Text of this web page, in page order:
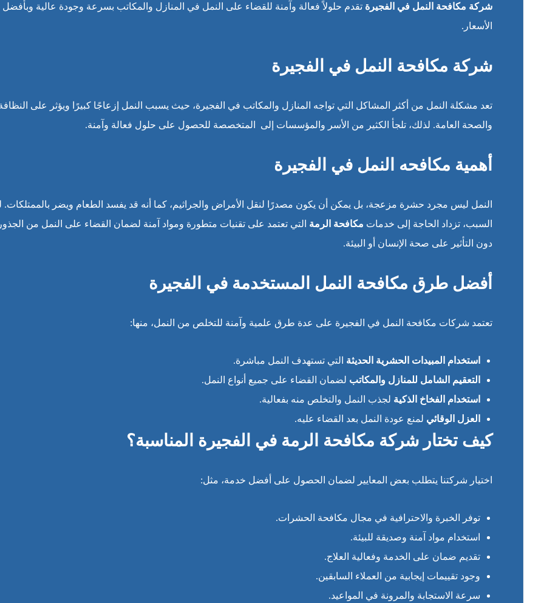
شركة مكافحة النمل في الفجيرة تقدم حلولاً فعالة وآمنة للقضاء على النمل في المنازل والمكاتب بسرعة وجودة عالية وبأفضل
الأسعار.
شركة مكافحة النمل في الفجيرة
تعد مشكلة النمل من أكثر المشاكل التي تواجه المنازل والمكاتب في الفجيرة، حيث يسبب النمل إزعاجًا كبيرًا ويؤثر على
والصحة العامة. لذلك، تلجأ الكثير من الأسر والمؤسسات إلى المتخصصة للحصول على حلول فعالة وآمنة.
أهمية مكافحه النمل في الفجيرة
النمل ليس مجرد حشرة مزعجة، بل يمكن أن يكون مصدرًا لنقل الأمراض والجراثيم، كما أنه قد يفسد الطعام ويضر بالممتلكات.
السبب، تزداد الحاجة إلى خدمات مكافحة الرمة التي تعتمد على تقنيات متطورة ومواد آمنة لضمان القضاء على النمل من
دون التأثير على صحة الإنسان أو البيئة.
أفضل طرق مكافحة النمل المستخدمة في الفجيرة
تعتمد شركات مكافحة النمل في الفجيرة على عدة طرق علمية وآمنة للتخلص من النمل، منها:
استخدام المبيدات الحشرية الحديثة التي تستهدف النمل مباشرة.
التعقيم الشامل للمنازل والمكاتب لضمان القضاء على جميع أنواع النمل.
استخدام الفخاخ الذكية لجذب النمل والتخلص منه بفعالية.
العزل الوقائي لمنع عودة النمل بعد القضاء عليه.
كيف تختار شركة مكافحة الرمة في الفجيرة المناسبة؟
اختيار شركتنا يتطلب بعض المعايير لضمان الحصول على أفضل خدمة، مثل:
توفر الخبرة والاحترافية في مجال مكافحة الحشرات.
استخدام مواد آمنة وصديقة للبيئة.
تقديم ضمان على الخدمة وفعالية العلاج.
وجود تقييمات إيجابية من العملاء السابقين.
سرعة الاستجابة والمرونة في المواعيد.